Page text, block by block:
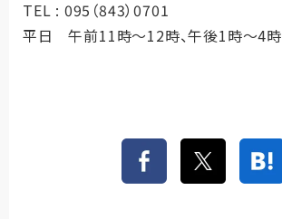
TEL : 095（843）0701
平日 午前11時～12時、午後1時～4時